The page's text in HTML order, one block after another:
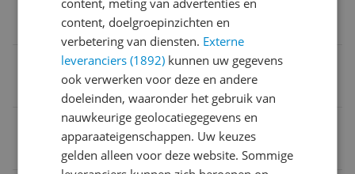
Verpakkingsgewicht
Verpakking breedte
content, doelgroepinzichten en
verbetering van diensten. Externe
leveranciers (1892) kunnen uw gegevens
ook verwerken voor deze en andere
doeleinden, waaronder het gebruik van
nauwkeurige geolocatiegegevens en
apparaateigenschappen. Uw keuzes
gelden alleen voor deze website. Sommige